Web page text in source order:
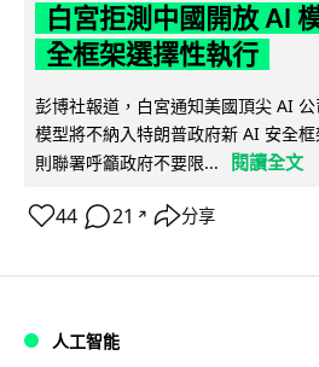
白宮拒測中國開放 AI
全框架選擇性執行
彭博社報道，白宮通知美國頂尖 AI
模型將不納入特朗普政府新 AI 安全
則聯署呼籲政府不要限...
閱讀全文
44 21 ↗ 分享
人工智能